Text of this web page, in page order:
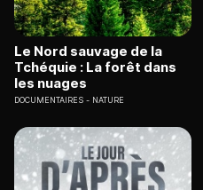
Le Nord sauvage de la
Tchéquie : La forêt dans
les nuages
DOCUMENTAIRES NATURE